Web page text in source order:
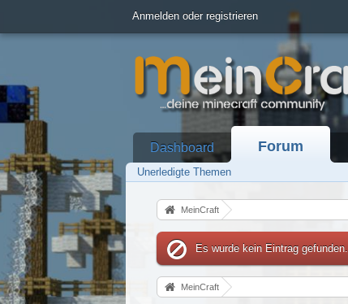
Anmelden oder registrieren
Dashboard Forum
Unerledigte Themen
MeinCraft
Es wurde kein Eintrag gefunden.
MeinCraft